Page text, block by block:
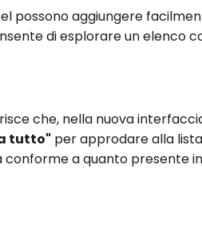
possono aggiungere
di esplorare un elenco
che, nella nuova
tutto" per approdare alla
a quanto presente in